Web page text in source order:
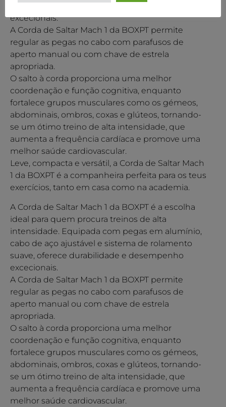
excecionais.
A Corda de Saltar Mach 1 da BOXPT permite
regular as pegas no cabo com parafusos de
aperto manual ou com chave de estrela
apropriada.
O salto à corda proporciona uma melhor
coordenação e função cognitiva, enquanto
fortalece grupos musculares como os gémeos,
abdominais, ombros, coxas e glúteos, tornando-
se um ótimo treino de alta intensidade, que
aumenta a frequência cardíaca e promove uma
melhor saúde cardiovascular.
Leve, compacta e versátil, a Corda de Saltar Mach
1 da BOXPT é a companheira perfeita para os teus
exercícios, tanto em casa como na academia.
A Corda de Saltar Mach 1 da BOXPT é a escolha
ideal para quem procura treinos de alta
intensidade. Equipada com pegas em alumínio,
cabo de aço ajustável e sistema de rolamento
suave, oferece durabilidade e desempenho
excecionais.
A Corda de Saltar Mach 1 da BOXPT permite
regular as pegas no cabo com parafusos de
aperto manual ou com chave de estrela
apropriada.
O salto à corda proporciona uma melhor
coordenação e função cognitiva, enquanto
fortalece grupos musculares como os gémeos,
abdominais, ombros, coxas e glúteos, tornando-
se um ótimo treino de alta intensidade, que
aumenta a frequência cardíaca e promove uma
melhor saúde cardiovascular.